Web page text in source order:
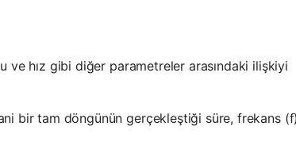
hız gibi diğer parametreler arasındaki ilişkiyi
bir tam döngünün gerçekleştiği süre, frekans (f)